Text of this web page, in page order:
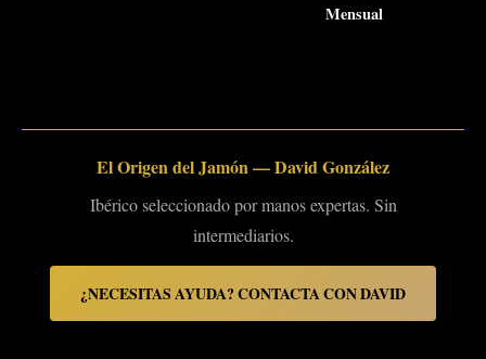
Mensual
El Origen del Jamón — David González
Ibérico seleccionado por manos expertas. Sin
intermediarios.
¿NECESITAS AYUDA? CONTACTA CON DAVID